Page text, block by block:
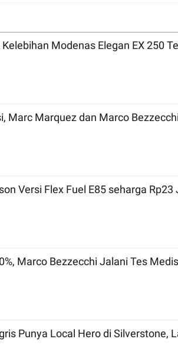
Modenas Elegan EX 250
Versi Flex Fuel E85 seharga Rp23
Marco Bezzecchi Jalani Tes
Punya Local Hero di Silverstone,